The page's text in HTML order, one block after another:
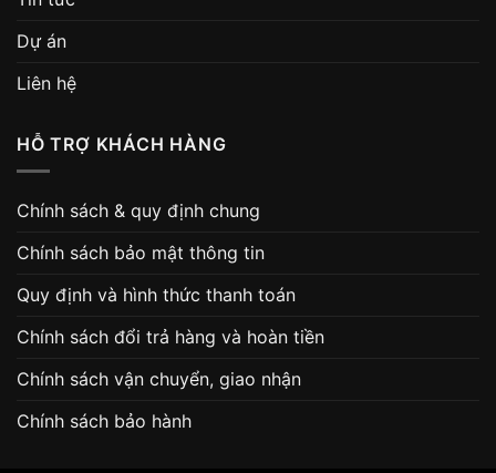
Dự án
Liên hệ
HỖ TRỢ KHÁCH HÀNG
Chính sách & quy định chung
Chính sách bảo mật thông tin
Quy định và hình thức thanh toán
Chính sách đổi trả hàng và hoàn tiền
Chính sách vận chuyển, giao nhận
Chính sách bảo hành